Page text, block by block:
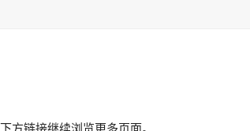
方链接继续浏览更多页面。